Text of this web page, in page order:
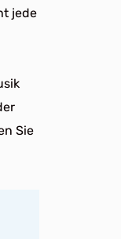
jede
Sie